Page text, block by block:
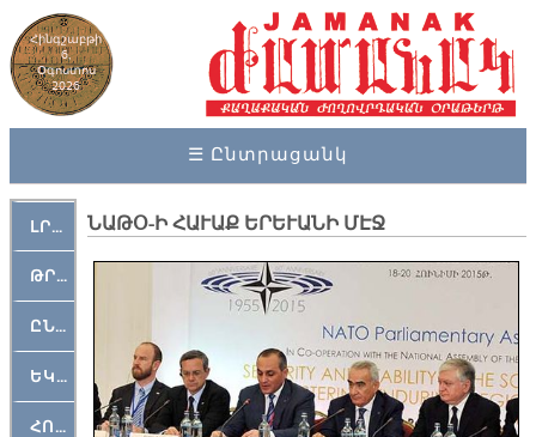
Հինգշաբթի
6,
Օգոստոս
2026
☰ Ընտրացանկ
ԼՐԱՀՈՍ
ԹՐՔԱՀԱՅ ԿԵԱՆՔ
ԸՆԿԵՐԱՄՇԱԿՈՒԹԱՅԻՆ
ԵԿԵՂԵՑԱԿԱՆ
ՀՈԳԵՄՏԱՒՈՐ
ՆԱԹՕ-Ի ՀԱՒԱՔ ԵՐԵՒԱՆԻ ՄԷՋ